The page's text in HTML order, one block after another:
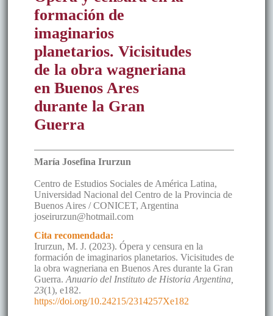
formación de
imaginarios
planetarios. Vicisitudes
de la obra wagneriana
en Buenos Ares
durante la Gran
Guerra
María Josefina Irurzun
Centro de Estudios Sociales de América Latina,
Universidad Nacional del Centro de la Provincia de
Buenos Aires / CONICET, Argentina
joseirurzun@hotmail.com
Cita recomendada:
Irurzun, M. J. (2023). Ópera y censura en la
formación de imaginarios planetarios. Vicisitudes de
la obra wagneriana en Buenos Ares durante la Gran
Guerra. Anuario del Instituto de Historia Argentina,
23(1), e182.
https://doi.org/10.24215/2314257Xe182